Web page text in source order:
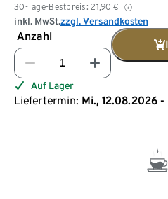
30-Tage-Bestpreis: 21,90 €
inkl. MwSt.zzgl. Versandkosten
Anzahl
Auf Lager
Liefertermin: Mi., 12.08.2026